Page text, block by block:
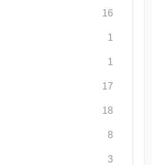
16
1
1
17
18
8
3